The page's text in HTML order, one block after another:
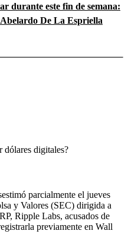
durante este fin de semana:
Abelardo De La Espriella
dólares digitales?
parcialmente el jueves
y Valores (SEC) dirigida a
Ripple Labs, acusados de
previamente en Wall